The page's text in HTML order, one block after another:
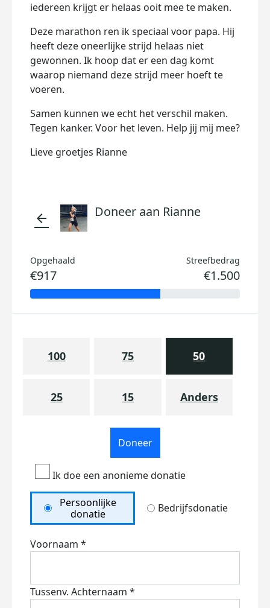
iedereen krijgt er helaas ooit mee te maken.
Deze marathon ren ik speciaal voor papa. Hij
heeft deze oneerlijke strijd helaas niet
gewonnen. Ik hoop dat er een dag komt
waarop niemand deze strijd meer hoeft te
voeren.
Samen kunnen we echt het verschil maken.
Tegen kanker. Voor het leven. Help jij mij mee?
Lieve groetjes Rianne
arrow_back Doneer aan Rianne
Opgehaald
€917
Streefbedrag
€1.500
100 75 50
25 15 Anders
Doneer
Ik doe een anonieme donatie
Persoonlijke
donatie
Bedrijfsdonatie
Voornaam *
Tussenv. Achternaam *